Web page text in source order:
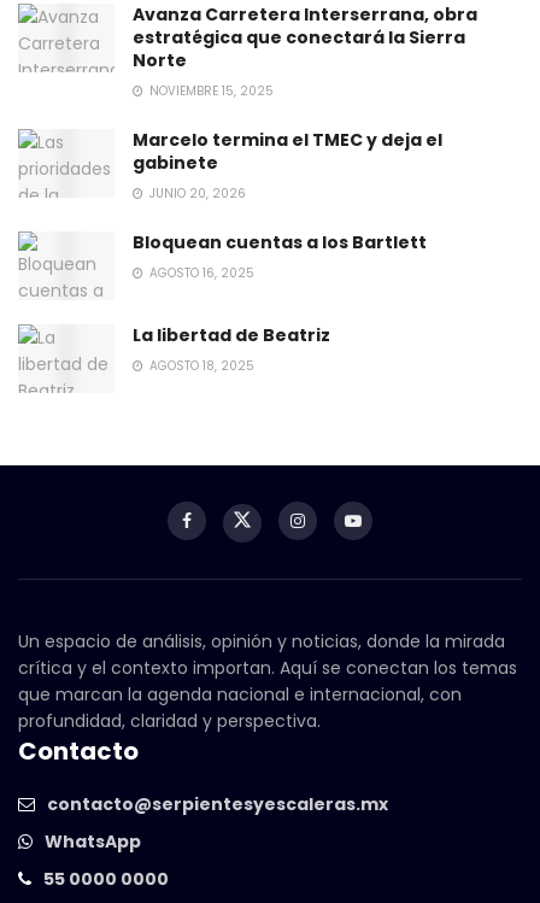
Avanza Carretera Interserrana, obra
estratégica que conectará la Sierra
Norte
NOVIEMBRE 15, 2025
Marcelo termina el TMEC y deja el
gabinete
JUNIO 20, 2026
Bloquean cuentas a los Bartlett
AGOSTO 16, 2025
La libertad de Beatriz
AGOSTO 18, 2025
Un espacio de análisis, opinión y noticias, donde la mirada
crítica y el contexto importan. Aquí se conectan los temas
que marcan la agenda nacional e internacional, con
profundidad, claridad y perspectiva.
Contacto
contacto@serpientesyescaleras.mx
WhatsApp
55 0000 0000